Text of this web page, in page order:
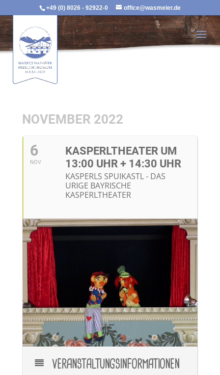
+49 (0) 8026 - 92922-0 office@wasmeier.de
NOVEMBER 2022
6
NOV
KASPERLTHEATER UM
13:00 UHR + 14:30 UHR
KASPERLS SPUIKASTL - DAS
URIGE BAYRISCHE
KASPERLTHEATER
VERANSTALTUNGSINFORMATIONEN